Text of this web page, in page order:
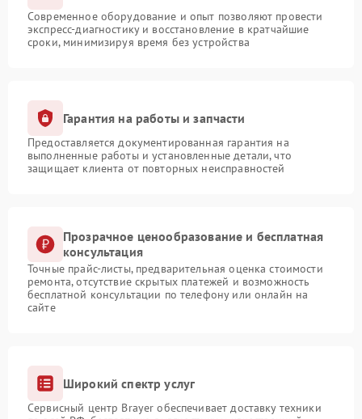
Современное оборудование и опыт позволяют провести
экспресс-диагностику и восстановление в кратчайшие
сроки, минимизируя время без устройства
Гарантия на работы и запчасти
Предоставляется документированная гарантия на
выполненные работы и установленные детали, что
защищает клиента от повторных неисправностей
Прозрачное ценообразование и бесплатная
консультация
Точные прайс-листы, предварительная оценка стоимости
ремонта, отсутствие скрытых платежей и возможность
бесплатной консультации по телефону или онлайн на
сайте
Широкий спектр услуг
Сервисный центр Brayer обеспечивает доставку техники